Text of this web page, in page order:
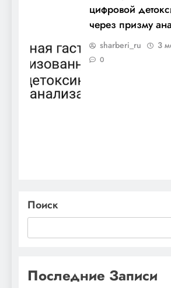
цифровой
через призму
sharberi_ru 3
0
Поиск
Последние Записи